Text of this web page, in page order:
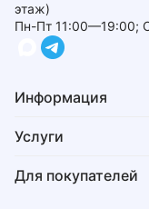
этаж)
Пн-Пт 11:00—19:00;
Информация
Услуги
Для покупателей